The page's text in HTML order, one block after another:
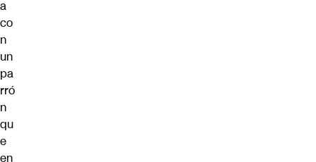
a
co
n
un
pa
rró
n
qu
e
en